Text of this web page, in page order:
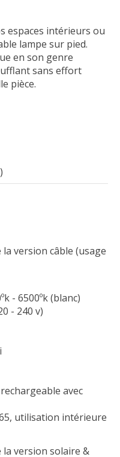
espaces intérieurs ou
lampe sur pied.
en son genre
sans effort
pièce.
version câble (usage
- 6500ºk (blanc)
- 240 v)
avec
utilisation intérieure
la version solaire &